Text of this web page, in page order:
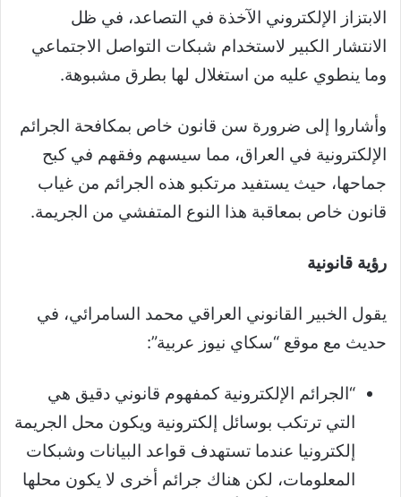
الابتزاز الإلكتروني الآخذة في التصاعد، في ظل
الانتشار الكبير لاستخدام شبكات التواصل الاجتماعي
وما ينطوي عليه من استغلال لها بطرق مشبوهة.
وأشاروا إلى ضرورة سن قانون خاص بمكافحة الجرائم
الإلكترونية في العراق، مما سيسهم وفقهم في كبح
جماحها، حيث يستفيد مرتكبو هذه الجرائم من غياب
قانون خاص بمعاقبة هذا النوع المتفشي من الجريمة.
رؤية قانونية
يقول الخبير القانوني العراقي محمد السامرائي، في
حديث مع موقع “سكاي نيوز عربية”:
“الجرائم الإلكترونية كمفهوم قانوني دقيق هي
التي ترتكب بوسائل إلكترونية ويكون محل الجريمة
إلكترونيا عندما تستهدف قواعد البيانات وشبكات
المعلومات، لكن هناك جرائم أخرى لا يكون محلها